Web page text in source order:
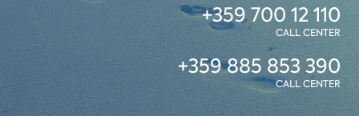
+359 700 12 110
CALL CENTER
+359 885 853 390
CALL CENTER